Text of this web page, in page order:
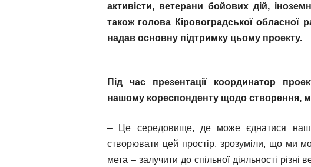
активiсти, ветерани бойових дiй,
також голова Кіровоградської обласної
надав основну підтримку цьому проекту.
Під час презентації координатор
нашому кореспонденту щодо створення,
– Це середовище, де може єднатися
створювати цей простір, зрозуміли, що ми
мета – залучити до спільної діяльності різні